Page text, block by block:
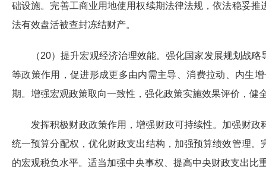
础设施。完善工商业用地使用权续期法律法规，依法稳妥
法有效盘活被查封冻结财产。
（20）提升宏观经济治理效能。强化国家发展规划战
等政策作用，促进形成更多由内需主导、消费拉动、内生
期。增强宏观政策取向一致性，强化政策实施效果评价，健
发挥积极财政政策作用，增强财政可持续性。加强财
统一预算分配权，优化财政支出结构，加强预算绩效管理
的宏观税负水平。适当加强中央事权、提高中央财政支出